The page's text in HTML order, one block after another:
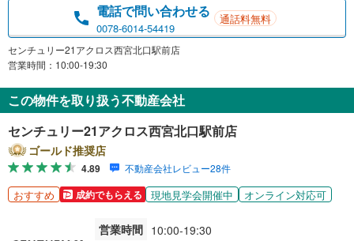
電話で問い合わせる
0078-6014-54419
通話料無料
センチュリー21アクロス西宮北口駅前店
営業時間：10:00-19:30
この物件を取り扱う不動産会社
センチュリー21アクロス西宮北口駅前店
ゴールド推奨店
4.89 不動産会社レビュー28件
おすすめ 成約でもらえる 現地見学会開催中 オンライン対応可
営業時間 10:00-19:30